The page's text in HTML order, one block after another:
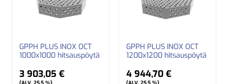
GPPH PLUS INOX OCT
1000x1000 hitsauspöytä
3 903,05 €
GPPH PLUS INOX OCT
1200x1200 hitsauspöytä
4 944,70 €